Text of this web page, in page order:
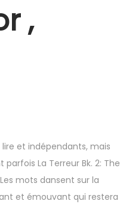
,
et indépendants, mais
La Terreur Bk. 2: The
mots dansent sur la
et émouvant qui restera